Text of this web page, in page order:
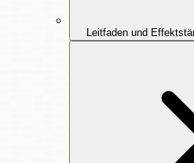
Leitfaden und